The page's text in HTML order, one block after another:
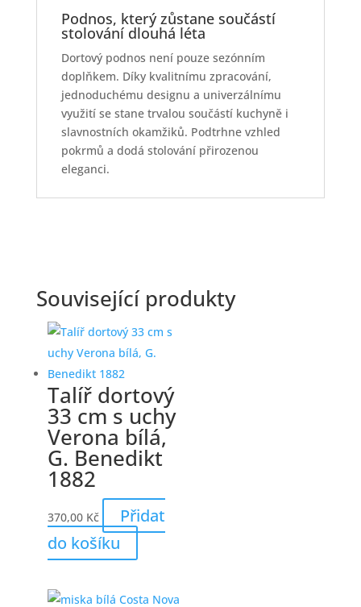
Podnos, který zůstane součástí
stolování dlouhá léta
Dortový podnos není pouze sezónním
doplňkem. Díky kvalitnímu zpracování,
jednoduchému designu a univerzálnímu
využití se stane trvalou součástí kuchyně i
slavnostních okamžiků. Podtrhne vzhled
pokrmů a dodá stolování přirozenou
eleganci.
Související produkty
Talíř dortový
33 cm s uchy
Verona bílá,
G. Benedikt
1882
370,00 Kč
Přidat
do košíku